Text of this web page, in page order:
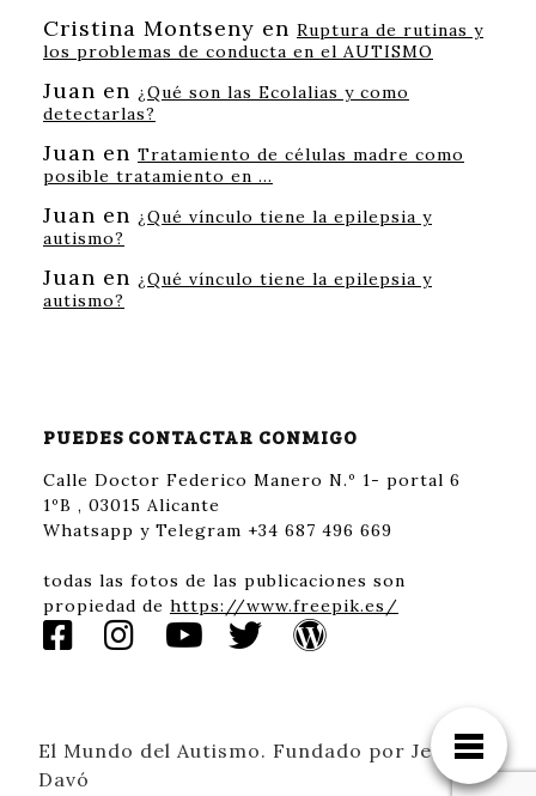
Cristina Montseny en Ruptura de rutinas y
los problemas de conducta en el AUTISMO
Juan en ¿Qué son las Ecolalias y como
detectarlas?
Juan en Tratamiento de células madre como
posible tratamiento en …
Juan en ¿Qué vínculo tiene la epilepsia y
autismo?
Juan en ¿Qué vínculo tiene la epilepsia y
autismo?
PUEDES CONTACTAR CONMIGO
Calle Doctor Federico Manero N.º 1- portal 6
1ºB , 03015 Alicante
Whatsapp y Telegram +34 687 496 669
todas las fotos de las publicaciones son
propiedad de https://www.freepik.es/
El Mundo del Autismo. Fundado por Jessica
Davó